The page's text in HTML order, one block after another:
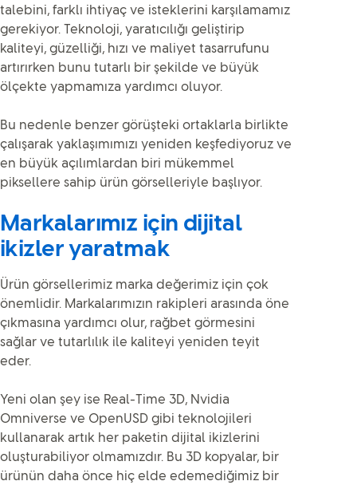
talebini, farklı ihtiyaç ve isteklerini karşılamamız
gerekiyor. Teknoloji, yaratıcılığı geliştirip
kaliteyi, güzelliği, hızı ve maliyet tasarrufunu
artırırken bunu tutarlı bir şekilde ve büyük
ölçekte yapmamıza yardımcı oluyor.
Bu nedenle benzer görüşteki ortaklarla birlikte
çalışarak yaklaşımımızı yeniden keşfediyoruz ve
en büyük açılımlardan biri mükemmel
piksellere sahip ürün görselleriyle başlıyor.
Markalarımız için dijital
ikizler yaratmak
Ürün görsellerimiz marka değerimiz için çok
önemlidir. Markalarımızın rakipleri arasında öne
çıkmasına yardımcı olur, rağbet görmesini
sağlar ve tutarlılık ile kaliteyi yeniden teyit
eder.
Yeni olan şey ise Real-Time 3D, Nvidia
Omniverse ve OpenUSD gibi teknolojileri
kullanarak artık her paketin dijital ikizlerini
oluşturabiliyor olmamızdır. Bu 3D kopyalar, bir
ürünün daha önce hiç elde edemediğimiz bir